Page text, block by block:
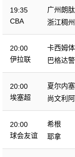
19:35
CBA
广州朗
浙江稠
20:00
伊拉联
卡西姆
巴格达
20:00
埃塞超
夏尔内
尚文利
20:00
球会友谊
希根
耶拿